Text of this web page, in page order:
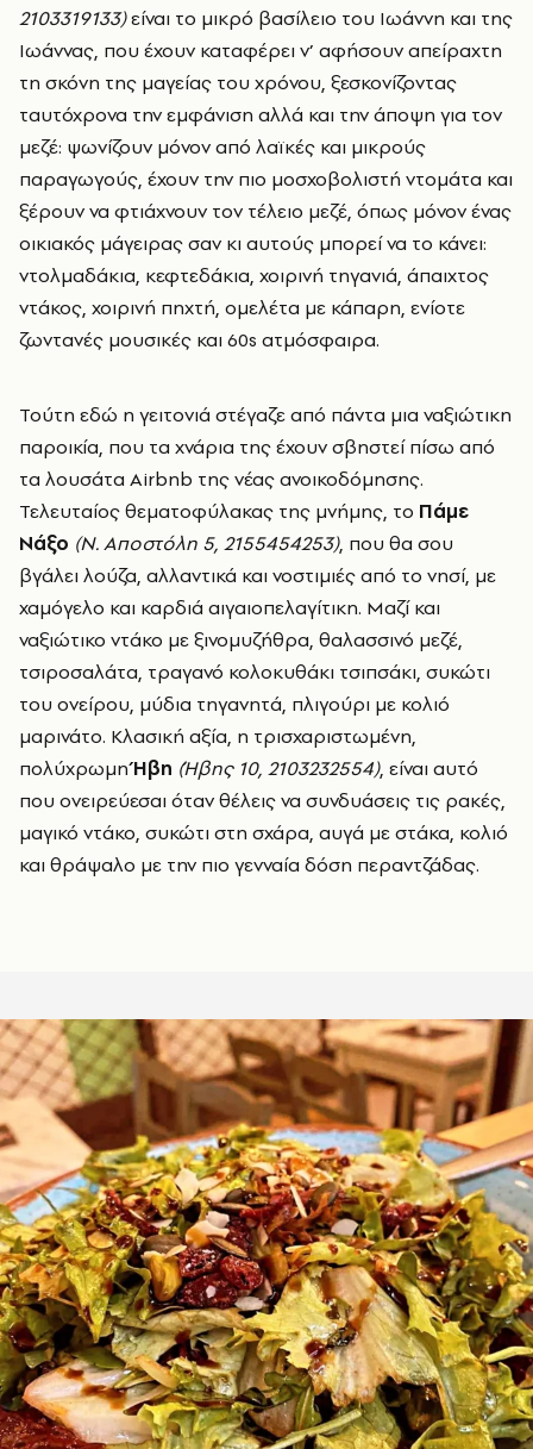
2103319133)είναι το μικρό βασίλειο του Ιωάννη και της
Ιωάννας, που έχουν καταφέρει ν’ αφήσουν απείραχτη
τη σκόνη της μαγείας του χρόνου, ξεσκονίζοντας
ταυτόχρονα την εμφάνιση αλλά και την άποψη για τον
μεζέ: ψωνίζουν μόνον από λαϊκές και μικρούς
παραγωγούς, έχουν την πιο μοσχοβολιστή ντομάτα και
ξέρουν να φτιάχνουν τον τέλειο μεζέ, όπως μόνον ένας
οικιακός μάγειρας σαν κι αυτούς μπορεί να το κάνει:
ντολμαδάκια, κεφτεδάκια, χοιρινή τηγανιά, άπαιχτος
ντάκος, χοιρινή πηχτή, ομελέτα με κάπαρη, ενίοτε
ζωντανές μουσικές και 60s ατμόσφαιρα.
Τούτη εδώ η γειτονιά στέγαζε από πάντα μια ναξιώτικη
παροικία, που τα χνάρια της έχουν σβηστεί πίσω από
τα λουσάτα Airbnb της νέας ανοικοδόμησης.
Τελευταίος θεματοφύλακας της μνήμης, το Πάμε
Νάξο (Ν. Αποστόλη 5, 2155454253), που θα σου
βγάλει λούζα, αλλαντικά και νοστιμιές από το νησί, με
χαμόγελο και καρδιά αιγαιοπελαγίτικη. Μαζί και
ναξιώτικο ντάκο με ξινομυζήθρα, θαλασσινό μεζέ,
τσιροσαλάτα, τραγανό κολοκυθάκι τσιπσάκι, συκώτι
του ονείρου, μύδια τηγανητά, πλιγούρι με κολιό
μαρινάτο. Κλασική αξία, η τρισχαριστωμένη,
πολύχρωμηΉβη (Ήβης 10, 2103232554), είναι αυτό
που ονειρεύεσαι όταν θέλεις να συνδυάσεις τις ρακές,
μαγικό ντάκο, συκώτι στη σχάρα, αυγά με στάκα, κολιό
και θράψαλο με την πιο γενναία δόση περαντζάδας.